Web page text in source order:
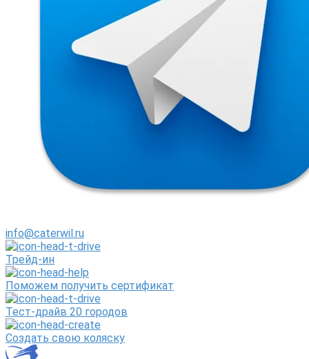
info@caterwil.ru
Трейд-ин
Поможем получить сертификат
Тест-драйв 20 городов
Создать свою коляску